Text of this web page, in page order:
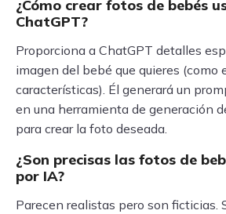
¿Cómo crear fotos de bebés
ChatGPT?
Proporciona a ChatGPT detalles
imagen del bebé que quieres (como
características). Él generará un
en una herramienta de generación
para crear la foto deseada.
¿Son precisas las fotos de
por IA?
Parecen realistas pero son ficticias.